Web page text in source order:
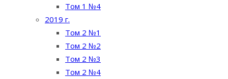
Том 1 №4
2019 г.
Том 2 №1
Том 2 №2
Том 2 №3
Том 2 №4